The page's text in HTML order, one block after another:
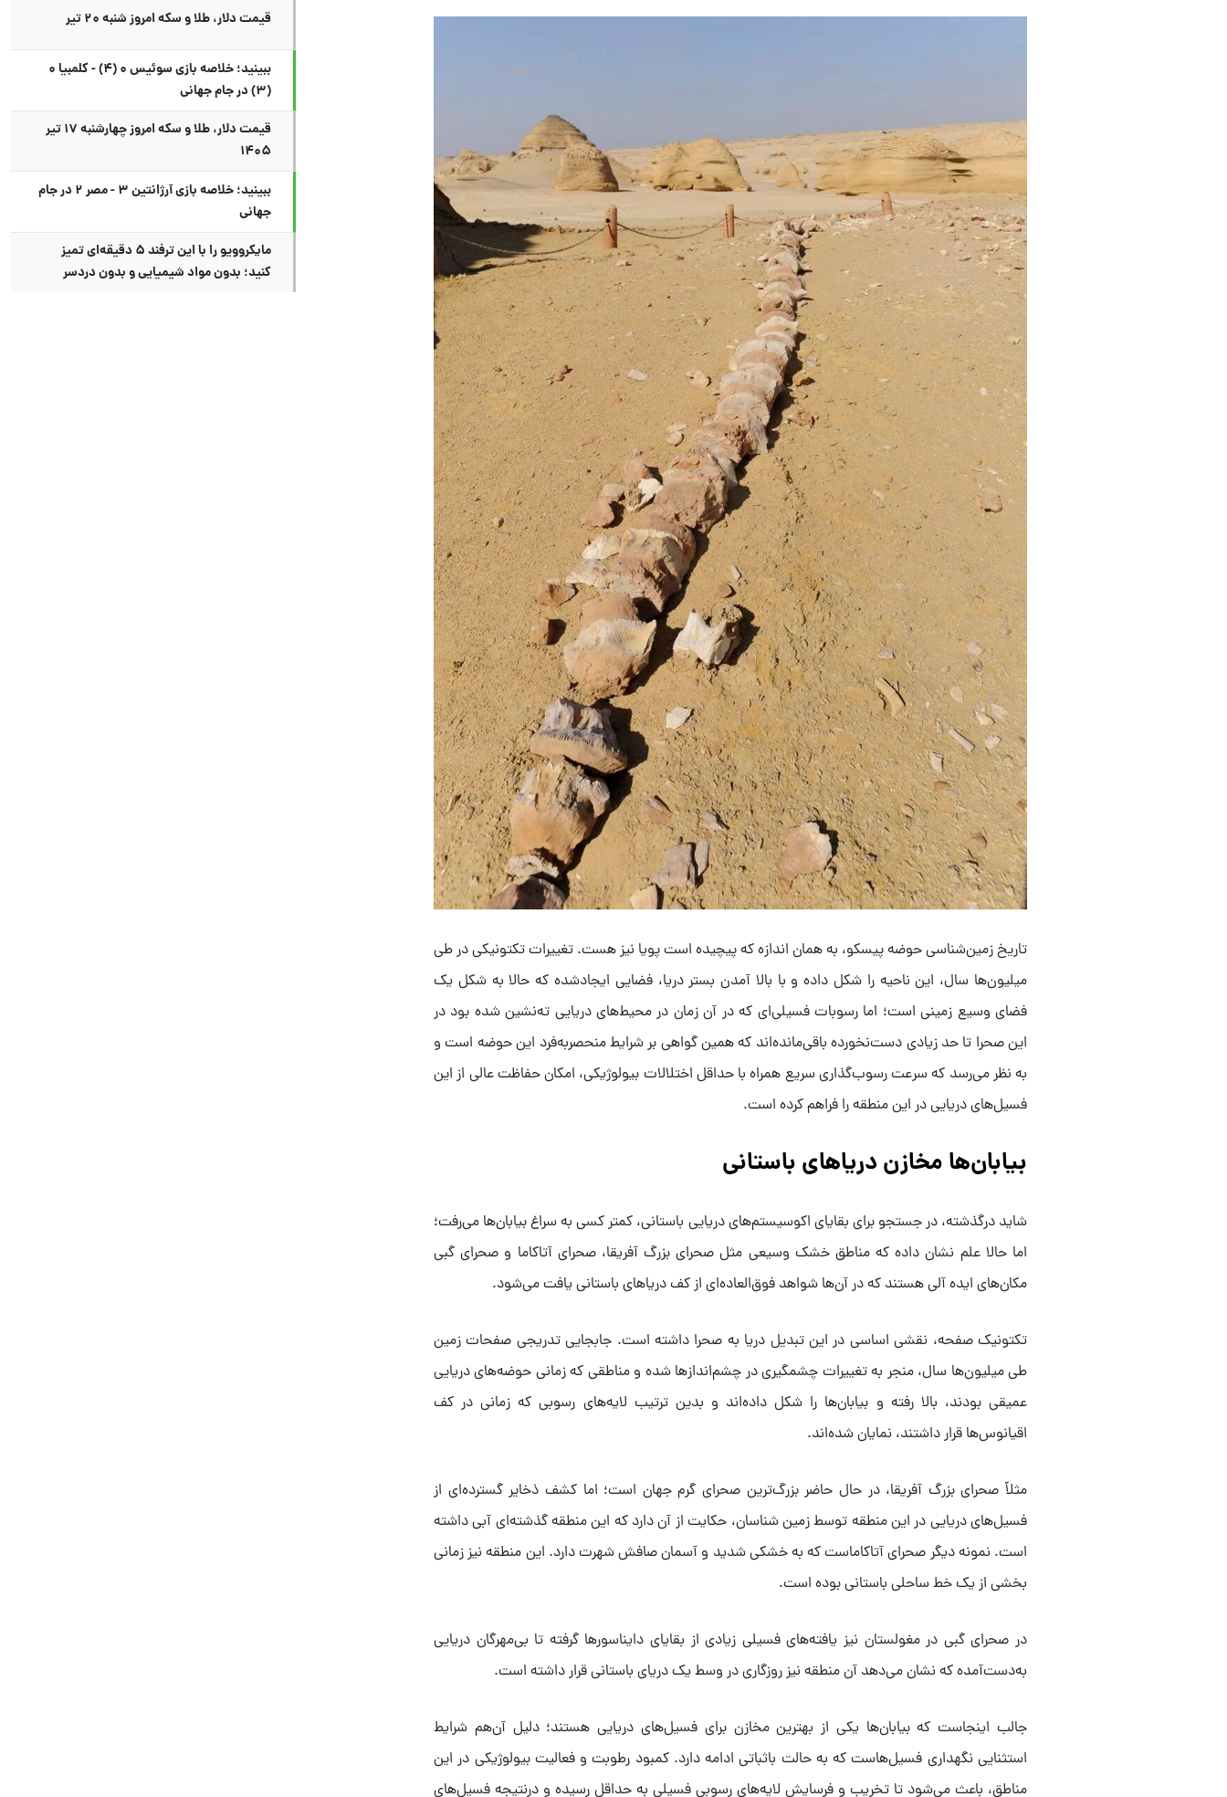
تاریخ زمین‌شناسی حوضه پیسکو، به همان اندازه که پیچیده است پویا نیز هست. تغییرات تکتونیکی در طی
میلیون‌ها سال، این ناحیه را شکل داده و با بالا آمدن بستر دریا، فضایی ایجادشده که حالا به شکل یک
فضای وسیع زمینی است؛ اما رسوبات فسیلی‌ای که در آن زمان در محیط‌های دریایی ته‌نشین شده بود در
این صحرا تا حد زیادی دست‌نخورده باقی‌مانده‌اند که همین گواهی بر شرایط منحصربه‌فرد این حوضه است و
به نظر می‌رسد که سرعت رسوب‌گذاری سریع همراه با حداقل اختلالات بیولوژیکی، امکان حفاظت عالی از این
فسیل‌های دریایی در این منطقه را فراهم کرده است.
بیابان‌ها مخازن دریاهای باستانی
شاید درگذشته، در جستجو برای بقایای اکوسیستم‌های دریایی باستانی، کمتر کسی به سراغ بیابان‌ها می‌رفت؛
اما حالا علم نشان داده که مناطق خشک وسیعی مثل صحرای بزرگ آفریقا، صحرای آتاکاما و صحرای گبی
مکان‌های ایده آلی هستند که در آن‌ها شواهد فوق‌العاده‌ای از کف دریاهای باستانی یافت می‌شود.
تکتونیک صفحه، نقشی اساسی در این تبدیل دریا به صحرا داشته است. جابجایی تدریجی صفحات زمین
طی میلیون‌ها سال، منجر به تغییرات چشمگیری در چشم‌اندازها شده و مناطقی که زمانی حوضه‌های دریایی
عمیقی بودند، بالا رفته و بیابان‌ها را شکل داده‌اند و بدین ترتیب لایه‌های رسوبی که زمانی در کف
اقیانوس‌ها قرار داشتند، نمایان شده‌اند.
مثلاً صحرای بزرگ آفریقا، در حال حاضر بزرگ‌ترین صحرای گرم جهان است؛ اما کشف ذخایر گسترده‌ای از
فسیل‌های دریایی در این منطقه توسط زمین شناسان، حکایت از آن دارد که این منطقه گذشته‌ای آبی داشته
است. نمونه دیگر صحرای آتاکاماست که به خشکی شدید و آسمان صافش شهرت دارد. این منطقه نیز زمانی
بخشی از یک خط ساحلی باستانی بوده است.
در صحرای گبی در مغولستان نیز یافته‌های فسیلی زیادی از بقایای دایناسورها گرفته تا بی‌مهرگان دریایی
به‌دست‌آمده که نشان می‌دهد آن منطقه نیز روزگاری در وسط یک دریای باستانی قرار داشته است.
جالب اینجاست که بیابان‌ها یکی از بهترین مخازن برای فسیل‌های دریایی هستند؛ دلیل آن‌هم شرایط
استثنایی نگهداری فسیل‌هاست که به حالت باثباتی ادامه دارد. کمبود رطوبت و فعالیت بیولوژیکی در این
مناطق، باعث می‌شود تا تخریب و فرسایش لایه‌های رسوبی فسیلی به حداقل رسیده و درنتیجه فسیل‌های
قیمت دلار، طلا و سکه امروز شنبه ۲۰ تیر
ببینید؛ خلاصه بازی سوئیس ۰ (۴) - کلمبیا ۰
(۳) در جام جهانی
قیمت دلار، طلا و سکه امروز چهارشنبه ۱۷ تیر
۱۴۰۵
ببینید؛ خلاصه بازی آرژانتین ۳ - مصر ۲ در جام
جهانی
مایکروویو را با این ترفند ۵ دقیقه‌ای تمیز
کنید؛ بدون مواد شیمیایی و بدون دردسر